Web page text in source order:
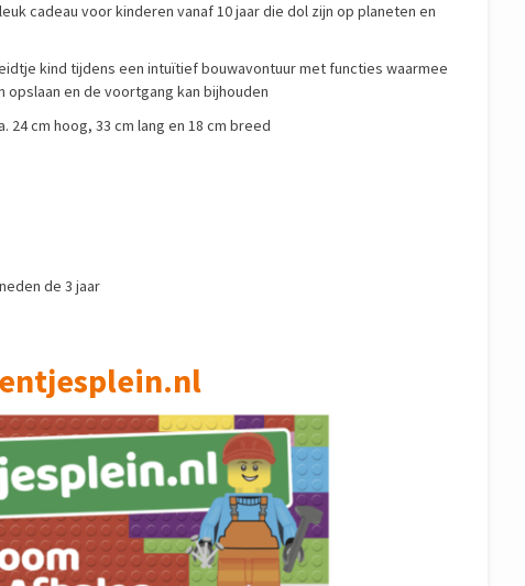
cadeau voor kinderen vanaf 10 jaar die dol zijn op planeten en
kind tijdens een intuïtief bouwavontuur met functies waarmee
opslaan en de voortgang kan bijhouden
cm hoog, 33 cm lang en 18 cm breed
de 3 jaar